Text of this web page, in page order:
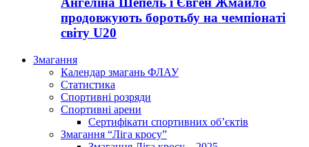
продовжують боротьбу на чемпіонаті
світу U20
Змагання
Календар змагань ФЛАУ
Статистика
Спортивні розряди
Спортивні арени
Сертифікати спортивних об’єктів
Змагання “Ліга кросу”